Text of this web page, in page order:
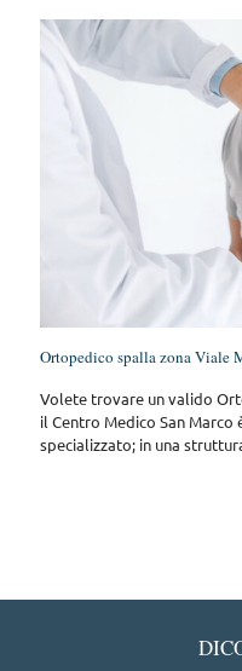
Ortopedico spalla zona Viale
Volete trovare un valido
il Centro Medico San
specializzato; in una